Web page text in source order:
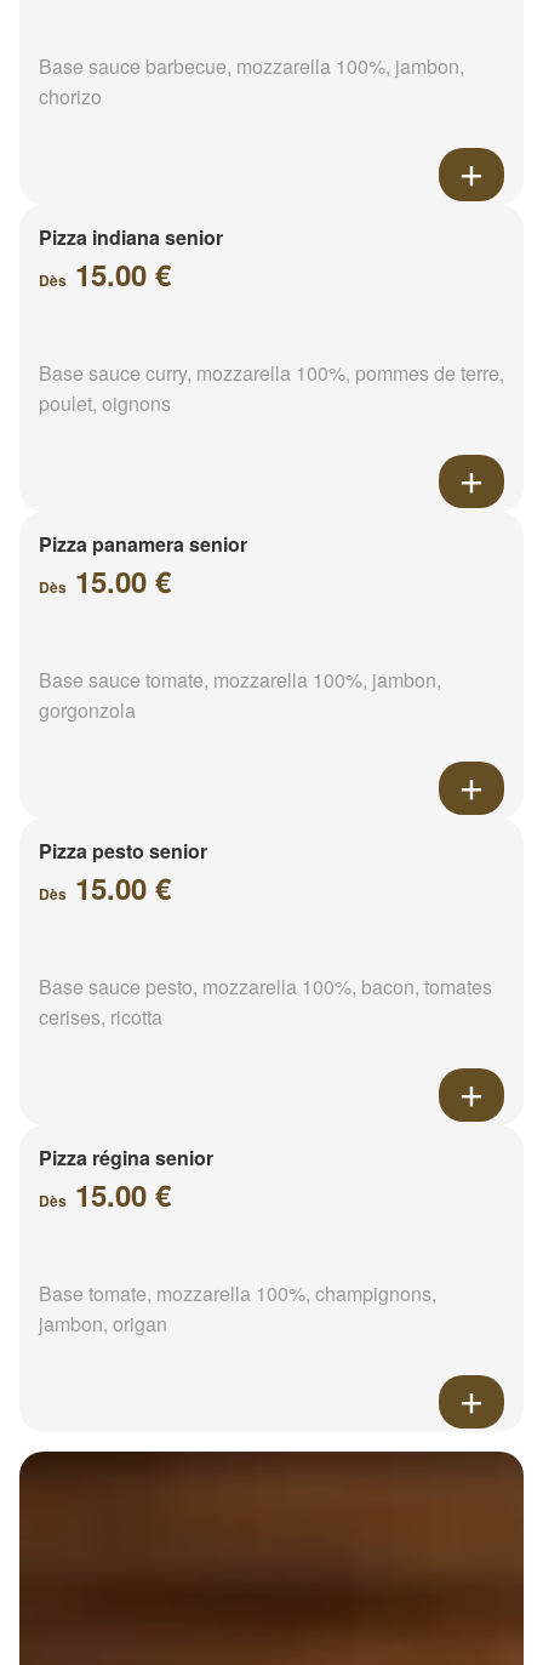
Base sauce barbecue, mozzarella 100%, jambon,
chorizo
Pizza indiana senior
Dès 15.00 €
Base sauce curry, mozzarella 100%, pommes de terre,
poulet, oignons
Pizza panamera senior
Dès 15.00 €
Base sauce tomate, mozzarella 100%, jambon,
gorgonzola
Pizza pesto senior
Dès 15.00 €
Base sauce pesto, mozzarella 100%, bacon, tomates
cerises, ricotta
Pizza régina senior
Dès 15.00 €
Base tomate, mozzarella 100%, champignons,
jambon, origan